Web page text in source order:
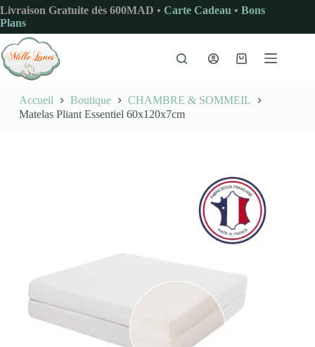
Passer
au
contenu
Livraison Gratuite dès 600MAD • Carte Cadeau • Bons
Plans
Panier
Accueil Boutique
CHAMBRE & SOMMEIL
Matelas Pliant Essentiel 60x120x7cm